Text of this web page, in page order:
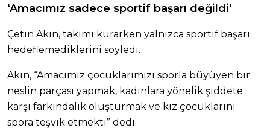
‘Amacımız sadece sportif başarı değildi’
Çetin Akın, takımı kurarken yalnızca sportif başarı
hedeflemediklerini söyledi.
Akın, “Amacımız çocuklarımızı sporla büyüyen bir
neslin parçası yapmak, kadınlara yönelik şiddete
karşı farkındalık oluşturmak ve kız çocuklarını
spora teşvik etmekti” dedi.